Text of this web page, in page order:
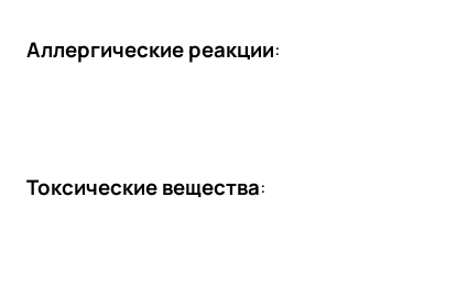
Аллергические реакции:
Токсические вещества: